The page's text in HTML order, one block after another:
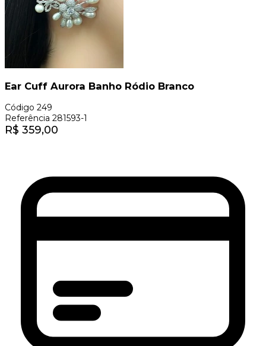
Ear Cuff Aurora Banho Ródio Branco
Código 249
Referência 281593-1
R$ 359,00